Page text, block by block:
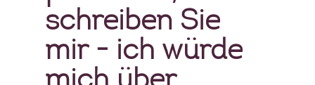
schreiben Sie
mir - ich würde